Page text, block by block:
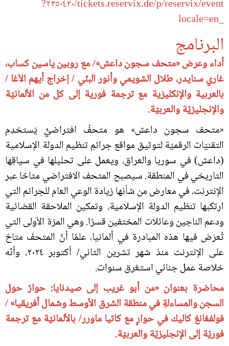
tickets.reservix.de/p/reservix/event/٢٣٥٠٤٢٠?
_locale=en
البرنامج
أداء وعرض «متحف سجون داعش»/ مع روبين ياسين كساب،
غاري سنايدر، طلال الشويمي وأنور البنّي / إخراج أيهم الآغا /
بالعربية والإنكليزية مع ترجمة فورية إلى كل من الألمانيّة
والإنجليزيّة والعربيّة.
«متحف سجون داعش» هو متحفٌ افتراضيٌّ يَستخدِم
التقنيّات الرقميّة لتوثيق مواقع جرائمِ تنظيم الدولة الإسلامية
(داعش) في سوريا والعراق، ويعمل على تحليلها في سياقِها
التاريخي في المنطقة. سيصبح المتحف الافتراضي متاحًا عبر
الإنترنت، في معارض من شأنها زيادة الوعي العام للجرائم التي
ارتكبها تنظيم الدولة الإسلامية، وتمكين الملاحقة القضائية
ودعم الناجين وعائلات المختفين قسرًا. وهي المرّة الأولى التي
تُعرَض فيها هذه المبادرة في ألمانيا، علمًا أنَّ المتحفَ متاحٌ
على الإنترنت منذ شهر تشرين الثاني/ أكتوبر ٢٠٢٤، وأنّه
خلاصة عمل جنائي استغرق سنوات.
محاضرة بعنوان «من أبو غريب إلى صيدنايا: حوارٌ حول
السجن والمساءلةِ في منطقة الشرق الأوسط وشمال أفريقيا» /
فولفغانغ كاليك في حوارٍ مع كاتيا ماورر/ بالألمانيّة مع ترجمة
فوريّة إلى الإنجليزيّة والعربيّة.